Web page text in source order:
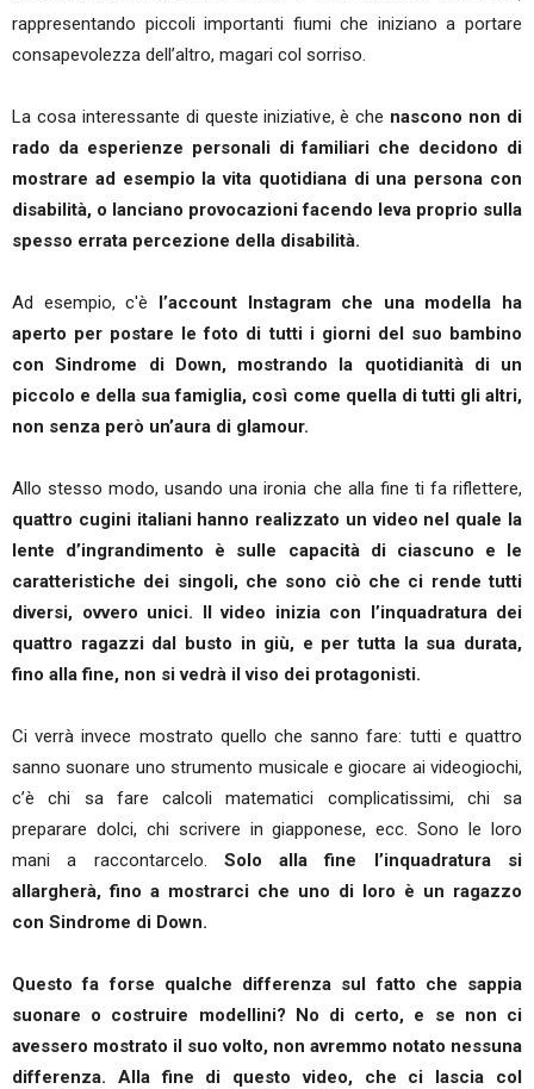
rappresentando piccoli importanti fiumi che iniziano a portare
consapevolezza dell’altro, magari col sorriso.
La cosa interessante di queste iniziative, è che nascono non di
rado da esperienze personali di familiari che decidono di
mostrare ad esempio la vita quotidiana di una persona con
disabilità, o lanciano provocazioni facendo leva proprio sulla
spesso errata percezione della disabilità.
Ad esempio, c'è l’account Instagram che una modella ha
aperto per postare le foto di tutti i giorni del suo bambino
con Sindrome di Down, mostrando la quotidianità di un
piccolo e della sua famiglia, così come quella di tutti gli altri,
non senza però un’aura di glamour.
Allo stesso modo, usando una ironia che alla fine ti fa riflettere,
quattro cugini italiani hanno realizzato un video nel quale la
lente d’ingrandimento è sulle capacità di ciascuno e le
caratteristiche dei singoli, che sono ciò che ci rende tutti
diversi, ovvero unici. Il video inizia con l’inquadratura dei
quattro ragazzi dal busto in giù, e per tutta la sua durata,
fino alla fine, non si vedrà il viso dei protagonisti.
Ci verrà invece mostrato quello che sanno fare: tutti e quattro
sanno suonare uno strumento musicale e giocare ai videogiochi,
c’è chi sa fare calcoli matematici complicatissimi, chi sa
preparare dolci, chi scrivere in giapponese, ecc. Sono le loro
mani a raccontarcelo. Solo alla fine l’inquadratura si
allargherà, fino a mostrarci che uno di loro è un ragazzo
con Sindrome di Down.
Questo fa forse qualche differenza sul fatto che sappia
suonare o costruire modellini? No di certo, e se non ci
avessero mostrato il suo volto, non avremmo notato nessuna
differenza. Alla fine di questo video, che ci lascia col